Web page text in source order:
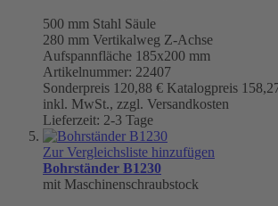
500 mm Stahl Säule
280 mm Vertikalweg Z-Achse
Aufspannfläche 185x200 mm
Artikelnummer: 22407
Sonderpreis 120,88 € Katalogpreis
inkl. MwSt., zzgl. Versandkosten
Lieferzeit: 2-3 Tage
Zur Vergleichsliste hinzufügen
Bohrständer B1230
mit Maschinenschraubstock